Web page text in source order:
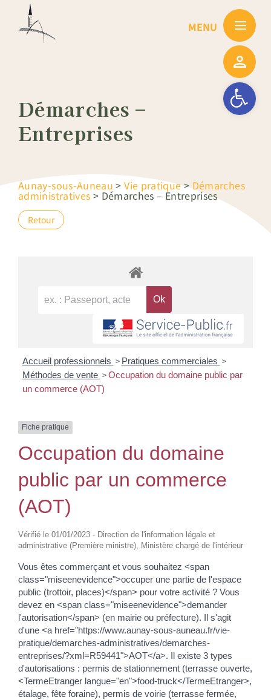
Ouvrir la
Démarches –
Entreprises
Aunay-sous-Auneau >Vie pratique>Démarches
administratives > Démarches – Entreprises
Retour
Accueil professionnels > Pratiques commerciales >
Méthodes de vente > Occupation du domaine public par
un commerce (AOT)
Fiche pratique
Occupation du domaine
public par un commerce
(AOT)
Vérifié le 01/01/2023 - Direction de l'information légale et
administrative (Première ministre), Ministère chargé de l'intérieur
Vous êtes commerçant et vous souhaitez <span
class="miseenevidence">occuper une partie de l'espace
public (trottoir, places)</span> pour votre activité ? Vous
devez en <span class="miseenevidence">demander
l'autorisation</span> (en mairie ou préfecture). Il s'agit
d'une <a href="https://www.aunay-sous-auneau.fr/vie-
pratique/demarches-administratives/demarches-
entreprises/?xml=R59441">AOT</a>. Il existe 3 types
d'autorisations : permis de stationnement (terrasse ouverte,
<TermeEtranger langue="en">food-truck</TermeEtranger>,
étalage, fête foraine), permis de voirie (terrasse fermée,